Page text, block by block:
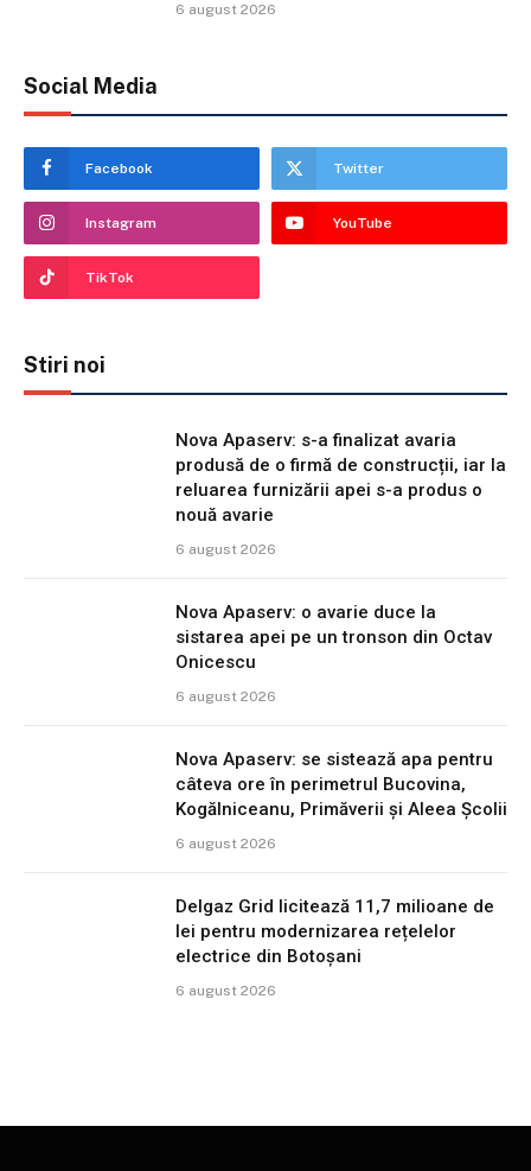
6 august 2026
Social Media
Facebook Twitter
Instagram YouTube
TikTok
Stiri noi
Nova Apaserv: s-a finalizat avaria
produsă de o firmă de construcții, iar la
reluarea furnizării apei s-a produs o
nouă avarie
6 august 2026
Nova Apaserv: o avarie duce la
sistarea apei pe un tronson din Octav
Onicescu
6 august 2026
Nova Apaserv: se sistează apa pentru
câteva ore în perimetrul Bucovina,
Kogălniceanu, Primăverii și Aleea Școlii
6 august 2026
Delgaz Grid licitează 11,7 milioane de
lei pentru modernizarea rețelelor
electrice din Botoșani
6 august 2026